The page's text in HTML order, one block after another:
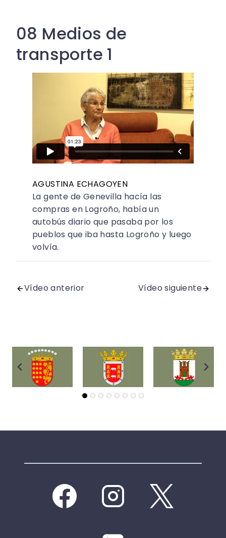
08 Medios de
transporte 1
AGUSTINA ECHAGOYEN
La gente de Genevilla hacía las
compras en Logroño, había un
autobús diario que pasaba por los
pueblos que iba hasta Logroño y luego
volvía.
Vídeo anterior Vídeo siguiente